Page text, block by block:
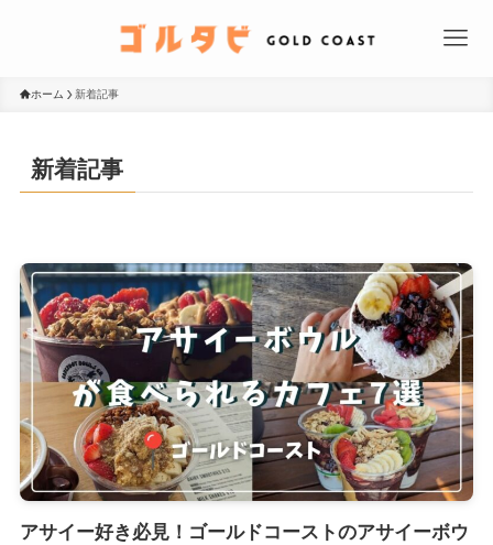
ホーム 新着記事
新着記事
アサイー好き必見！ゴールドコーストのアサイーボウ